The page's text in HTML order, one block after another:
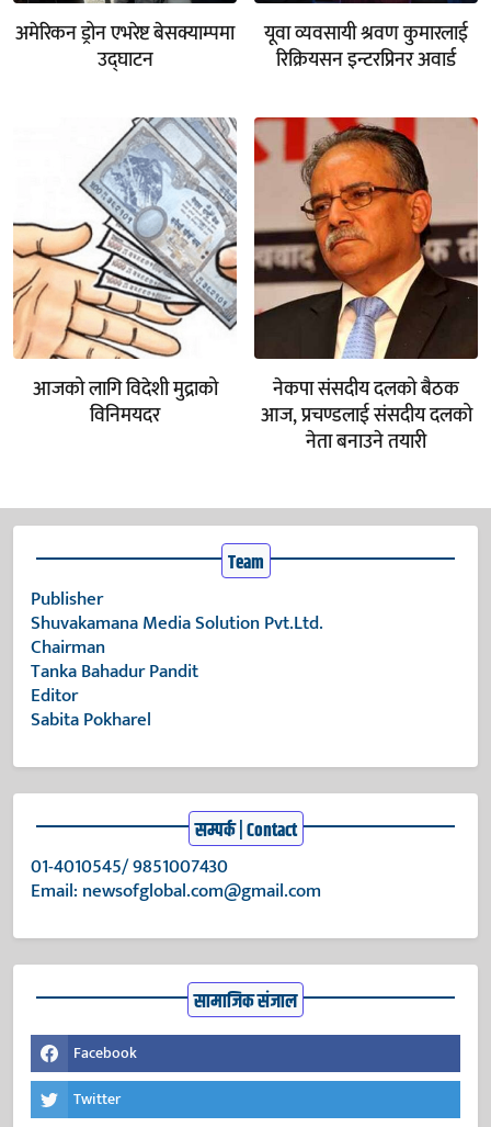
अमेरिकन ड्रोन एभरेष्ट बेसक्याम्पमा
उद्घाटन
यूवा व्यवसायी श्रवण कुमारलाई
रिक्रियसन इन्टरप्रिनर अवार्ड
आजको लागि विदेशी मुद्राको
विनिमयदर
नेकपा संसदीय दलको बैठक
आज, प्रचण्डलाई संसदीय दलको
नेता बनाउने तयारी
Team
Publisher
Shuvakamana Media Solution Pvt.Ltd.
Chairman
Tanka Bahadur Pandit
Editor
Sabita Pokharel
सम्पर्क | Contact
01-4010545/ 9851007430
Email: newsofglobal.com@gmail.com
सामाजिक संजाल
Facebook
Twitter